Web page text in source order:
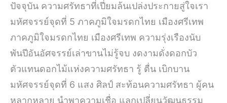
ปัจจุบัน ความศรัทธาที่เปี่ยมล้นเปล่งประกายสู่ใจเรา
มหัศจรรย์จุดที่ 5 ภาคภูมิใจมรดกไทย เมืองศรีเทพ
ภาคภูมิใจมรดกไทย เมืองศรีเทพ ความรุ่งเรืองนับ
พันปีอันอัศจรรย์เล่าขานไม่รู้จบ งดงามดั่งดอกบัว
ตัวแทนดอกไม้แห่งความศรัทธา รู้ ตื่น เบิกบาน
มหัศจรรย์จุดที่ 6 แสง ศิลป์ สะท้อนความศรัทธา ผู้คน
หลากหลาย นำพาความเชื่อ แลกเปลี่ยนวัฒนธรรม